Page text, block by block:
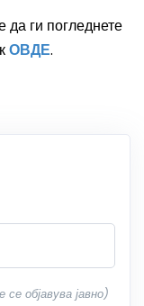
да ги погледнете
ОВДЕ.
објавува јавно)